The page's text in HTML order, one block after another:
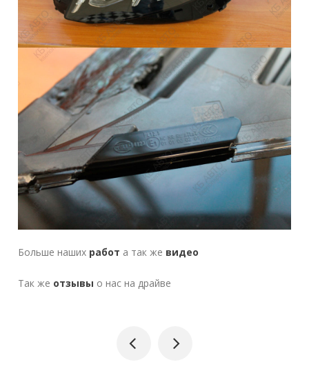
Больше наших работ а так же видео
Так же отзывы о нас на драйве